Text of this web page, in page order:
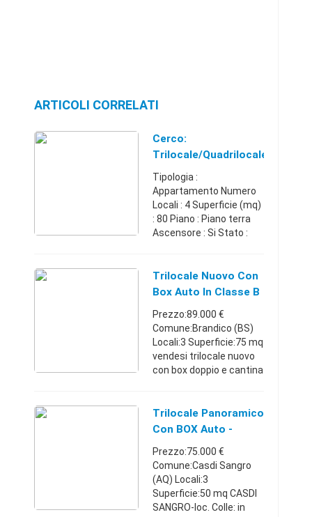
ARTICOLI CORRELATI
Cerco:
Trilocale/Quadrilocale
Con Box Auto
Tipologia :
Appartamento Numero
Locali : 4 Superficie (mq)
: 80 Piano : Piano terra
Ascensore : Si Stato :
appartamento in Affitto
non arredato
Trilocale Nuovo Con
Box Auto In Classe B
Prezzo:89.000 €
Comune:Brandico (BS)
Locali:3 Superficie:75 mq
vendesi trilocale nuovo
con box doppio e cantina
vista in legno sbiancato
,pavimento ...
Trilocale Panoramico
Con BOX Auto -
Abruzzo
Prezzo:75.000 €
Comune:Casdi Sangro
(AQ) Locali:3
Superficie:50 mq CASDI
SANGRO-loc. Colle: in